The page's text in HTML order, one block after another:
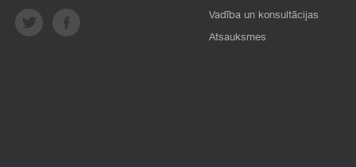
Vadība un konsultācijas
Atsauksmes